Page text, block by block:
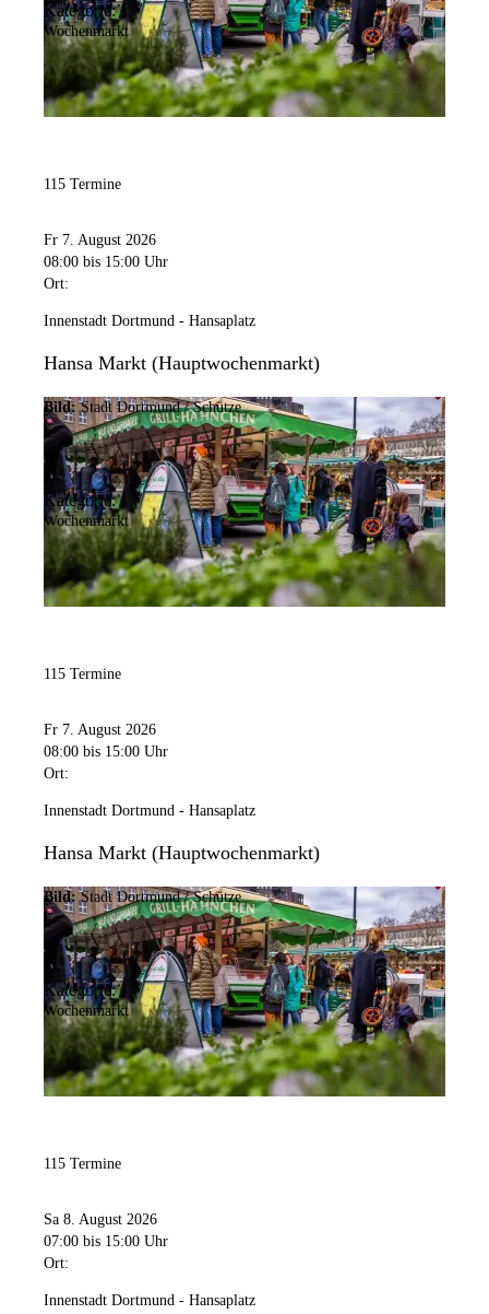
Kategorie:
Wochenmarkt
115 Termine
Fr 7. August 2026
08:00 bis 15:00 Uhr
Ort:
Innenstadt Dortmund - Hansaplatz
Hansa Markt (Hauptwochenmarkt)
Bild: Stadt Dortmund / Schütze
Kategorie:
Wochenmarkt
115 Termine
Fr 7. August 2026
08:00 bis 15:00 Uhr
Ort:
Innenstadt Dortmund - Hansaplatz
Hansa Markt (Hauptwochenmarkt)
Bild: Stadt Dortmund / Schütze
Kategorie:
Wochenmarkt
115 Termine
Sa 8. August 2026
07:00 bis 15:00 Uhr
Ort:
Innenstadt Dortmund - Hansaplatz